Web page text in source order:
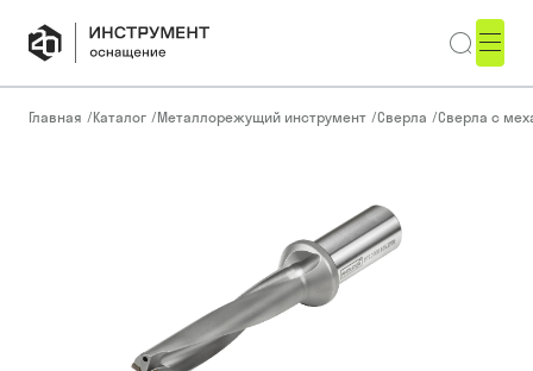
Главная /Каталог /Металлорежущий инструмент /Сверла /Сверла с